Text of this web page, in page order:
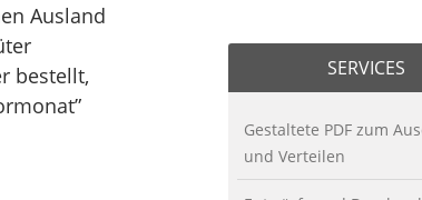
Ausland
bestellt,
SERVICES
Gestaltete PDF zum
und Verteilen